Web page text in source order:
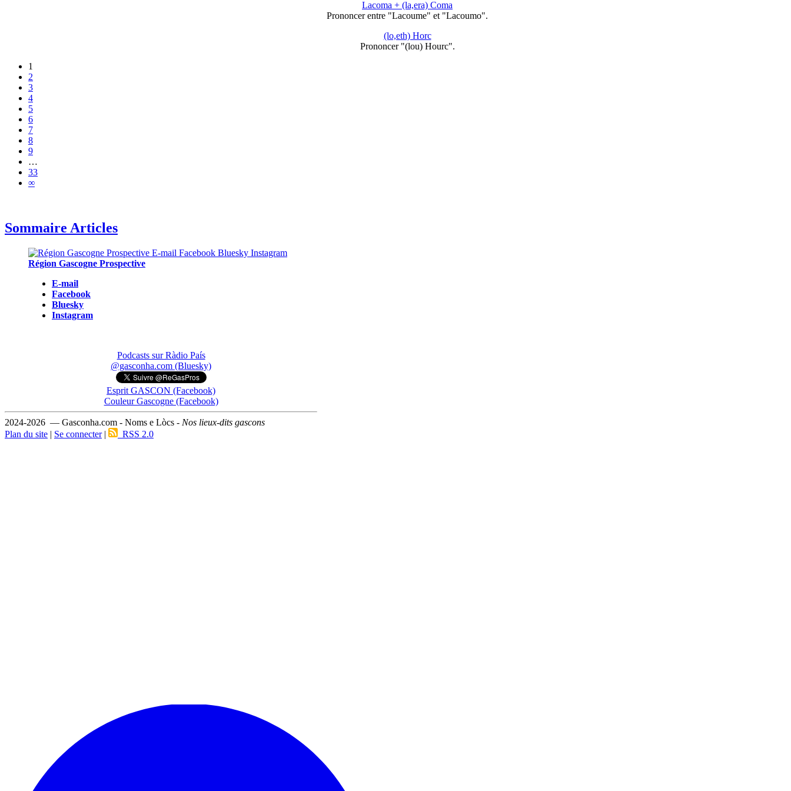
Lacoma + (la,era) Coma
Prononcer entre "Lacoume" et "Lacoumo".
(lo,eth) Horc
Prononcer "(lou) Hourc".
1
2
3
4
5
6
7
8
9
…
33
∞
Sommaire Articles
Région Gascogne Prospective
E-mail
Facebook
Bluesky
Instagram
Podcasts sur Ràdio País
@gasconha.com (Bluesky)
Esprit GASCON (Facebook)
Couleur Gascogne (Facebook)
2024-2026 — Gasconha.com - Noms e Lòcs - Nos lieux-dits gascons
Plan du site | Se connecter| RSS 2.0